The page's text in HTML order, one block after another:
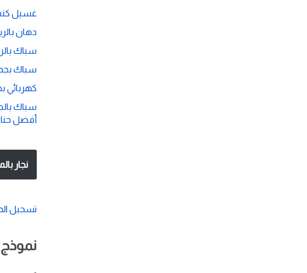
غسيل كنب
دهان
سباك
سباك
كهربائي
سباك
أفضل
نجار
تسجيل
نموذج